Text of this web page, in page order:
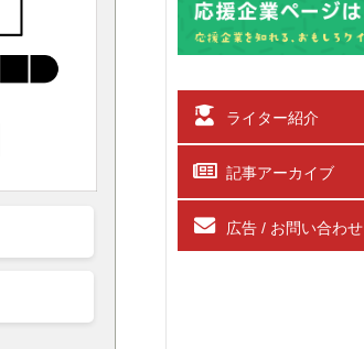
ライター紹介
記事アーカイブ
広告 / お問い合わせ